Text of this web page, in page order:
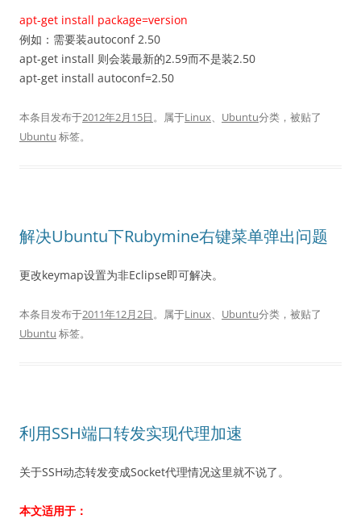
apt-get install package=version
例如：需要装autoconf 2.50
apt-get install 则会装最新的2.59而不是装2.50
apt-get install autoconf=2.50
本条目发布于2012年2月15日。属于Linux、 Ubuntu分类，被贴了
Ubuntu 标签。
解决Ubuntu下Rubymine右键菜单弹出问题
更改keymap设置为非Eclipse即可解决。
本条目发布于2011年12月2日。属于Linux、 Ubuntu分类，被贴了
Ubuntu 标签。
利用SSH端口转发实现代理加速
关于SSH动态转发变成Socket代理情况这里就不说了。
本文适用于：